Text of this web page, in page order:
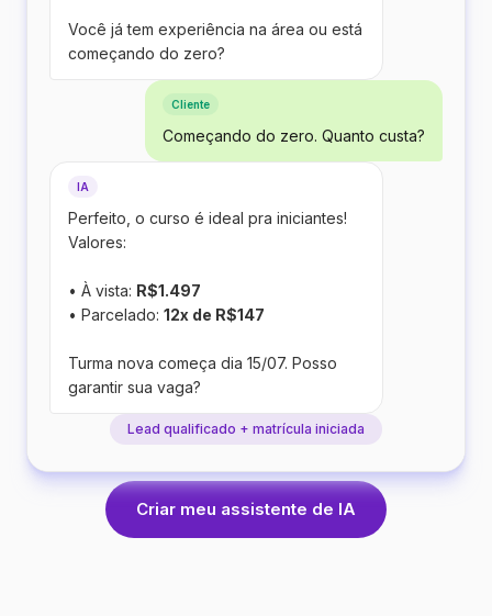
Você já tem experiência na área ou está
começando do zero?
Cliente
Começando do zero. Quanto custa?
IA
Perfeito, o curso é ideal pra iniciantes!
Valores:
• À vista: R$1.497
• Parcelado: 12x de R$147
Turma nova começa dia 15/07. Posso
garantir sua vaga?
Lead qualificado + matrícula iniciada
Criar meu assistente de IA